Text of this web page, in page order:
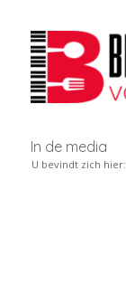
In de media
U bevindt zich hier: